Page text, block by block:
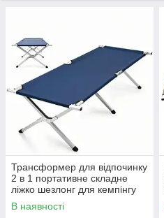
Трансформер для відпочинку
2 в 1 портативне складне
ліжко шезлонг для кемпінгу
вуличний комфорт для сну
релаксу на природі
В наявності